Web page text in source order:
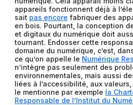
appareils fonctionnent déjà à
sait pas encore fabriquer des
en bois. Pourtant, la conception
et digitaux du numérique doit
tournant. Endosser cette
domaine du numérique, c’est,
ce qu’on appelle le Numérique
n’intègre pas seulement des
environnementales, mais aussi
liées à l’accessibilité, aux valeurs,
le mentionne par exemple la
Responsable de l’Institut du